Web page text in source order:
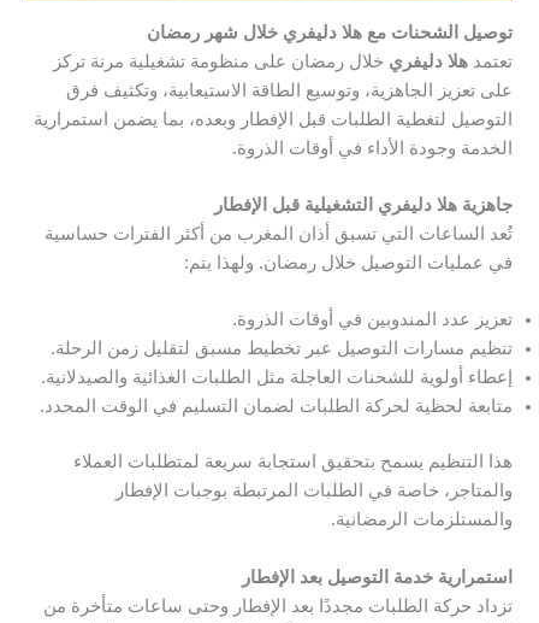
توصيل الشحنات مع هلا دليفري خلال شهر رمضان
تعتمدهلا دليفري خلال رمضان على منظومة تشغيلية مرنة تركز
على تعزيز الجاهزية، وتوسيع الطاقة الاستيعابية، وتكثيف فرق
التوصيل لتغطية الطلبات قبل الإفطار وبعده، بما يضمن استمرارية
الخدمة وجودة الأداء في أوقات الذروة.
جاهزية هلا دليفري التشغيلية قبل الإفطار
تُعد الساعات التي تسبق أذان المغرب من أكثر الفترات حساسية
في عمليات التوصيل خلال رمضان. ولهذا يتم:
تعزيز عدد المندوبين في أوقات الذروة.
تنظيم مسارات التوصيل عبر تخطيط مسبق لتقليل زمن الرحلة.
إعطاء أولوية للشحنات العاجلة مثل الطلبات الغذائية والصيدلانية.
متابعة لحظية لحركة الطلبات لضمان التسليم في الوقت المحدد.
هذا التنظيم يسمح بتحقيق استجابة سريعة لمتطلبات العملاء
والمتاجر، خاصة في الطلبات المرتبطة بوجبات الإفطار
والمستلزمات الرمضانية.
استمرارية خدمة التوصيل بعد الإفطار
تزداد حركة الطلبات مجددًا بعد الإفطار وحتى ساعات متأخرة من